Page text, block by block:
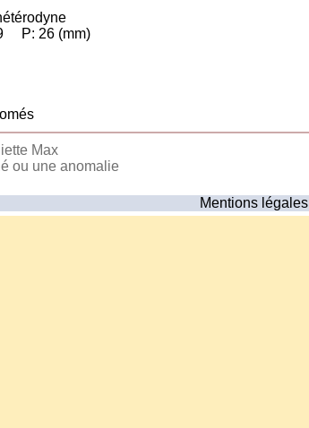
P: 26 (mm)
Max
ou une anomalie
Mentions légales